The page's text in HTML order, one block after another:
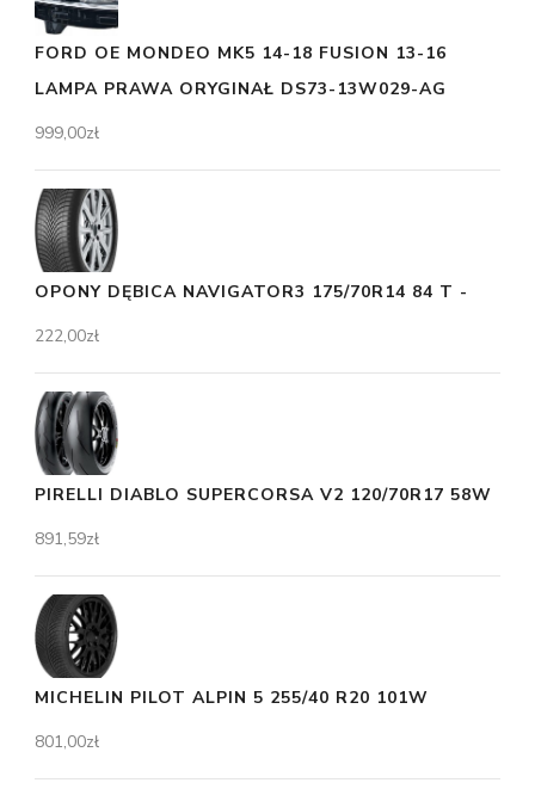
FORD OE MONDEO MK5 14-18 FUSION 13-16
LAMPA PRAWA ORYGINAŁ DS73-13W029-AG
999,00zł
OPONY DĘBICA NAVIGATOR3 175/70R14 84 T -
222,00zł
PIRELLI DIABLO SUPERCORSA V2 120/70R17 58W
891,59zł
MICHELIN PILOT ALPIN 5 255/40 R20 101W
801,00zł